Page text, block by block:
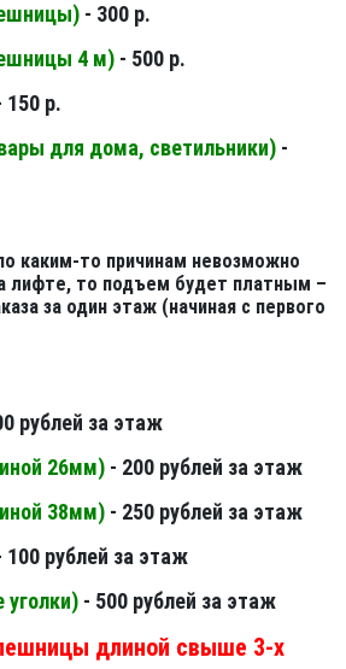
) - 300 р.
4 м) - 500 р.
150 р.
для дома, светильники) -
каким-то причинам невозможно
лифте, то подъем будет платным –
за один этаж (начиная с первого
рублей за этаж
26мм) - 200 рублей за этаж
38мм) - 250 рублей за этаж
100 рублей за этаж
- 500 рублей за этаж
длиной свыше 3-х